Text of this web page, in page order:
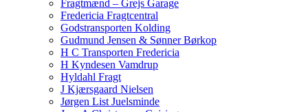
Fragtmænd – Grejs Garage
Fredericia Fragtcentral
Godstransporten Kolding
Gudmund Jensen & Sønner Børkop
H C Transporten Fredericia
H Kyndesen Vamdrup
Hyldahl Fragt
J Kjærsgaard Nielsen
Jørgen List Juelsminde